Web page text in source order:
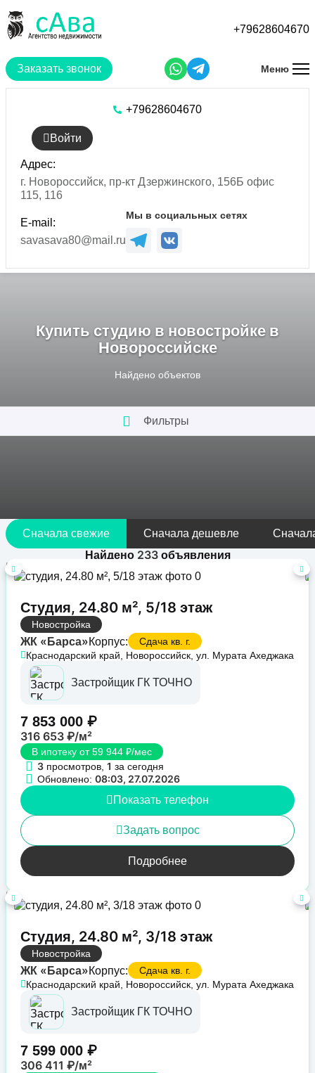
основному
Заказать звонок
+79628604670
Меню
+79628604670
Войти
Адрес:
г. Новороссийск, пр-кт Дзержинского, 156Б офис
115, 116
E-mail:
savasava80@mail.ru
Мы в социальных сетях
Фильтры
Купить студию в новостройке в
Новороссийске
Найдено объектов
Сначала свежие Сначала дешевле
Найдено 233объявления
Студия, 24.80 м², 5/18 этаж
Новостройка
ЖК «Барса»Корпус:
Сдача кв. г.
Краснодарский край, Новороссийск, ул. Мурата Ахеджака
Застройщик ГК ТОЧНО
7 853 000 ₽
316 653 ₽/м²
В ипотеку от 59 944 ₽/мес
3 просмотров, 1 за сегодня
Обновлено: 08:03, 27.07.2026
Показать телефон
Задать вопрос
Подробнее
Студия, 24.80 м², 3/18 этаж
Новостройка
ЖК «Барса»Корпус:
Сдача кв. г.
Краснодарский край, Новороссийск, ул. Мурата Ахеджака
Застройщик ГК ТОЧНО
7 599 000 ₽
306 411 ₽/м²